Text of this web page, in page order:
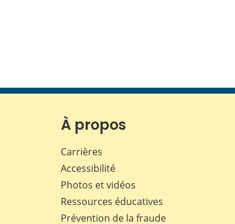
À propos
Carrières
Accessibilité
Photos et vidéos
Ressources éducatives
Prévention de la fraude